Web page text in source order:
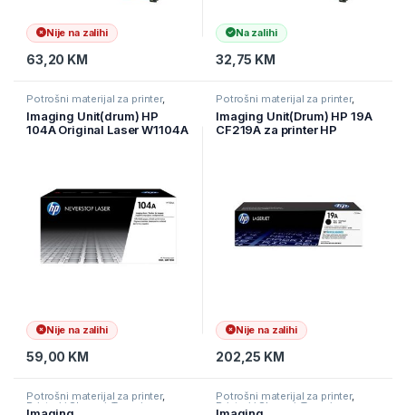
Nije na zalihi
63,20 KM
Na zalihi
32,75 KM
Potrošni materijal za printer,
Printeri i Skeneri Toneri
Imaging Unit(drum) HP
104A Original Laser W1104A
Nije na zalihi
59,00 KM
Potrošni materijal za printer,
Printeri i Skeneri Toneri
Imaging Unit(Drum) HP 19A
CF219A za printer HP
Nije na zalihi
202,25 KM
Potrošni materijal za printer,
Printeri i Skeneri ,Toneri
Potrošni materijal za printer,
Printeri i Skeneri ,Toneri